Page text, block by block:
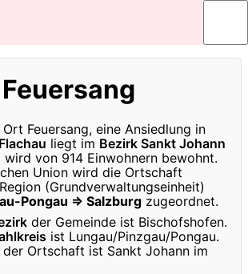
Feuersang
Feuersang, eine Ansiedlung in
liegt im Bezirk Sankt Johann
wird von 914 Einwohnern bewohnt.
Union wird die Ortschaft
(Grundverwaltungseinheit)
Pongau ⇒ Salzburg zugeordnet.
der Gemeinde ist Bischofshofen.
ist Lungau/Pinzgau/Pongau.
der Ortschaft ist Sankt Johann im